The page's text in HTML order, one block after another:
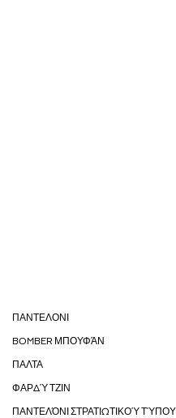
ΠΑΝΤΕΛΟΝΙ
BOMBER ΜΠΟΥΦΆΝ
ΠΑΛΤΑ
ΦΑΡΔΎ ΤΖΙΝ
ΠΑΝΤΕΛΌΝΙ ΣΤΡΑΤΙΩΤΙΚΟΎ ΤΎΠΟΥ